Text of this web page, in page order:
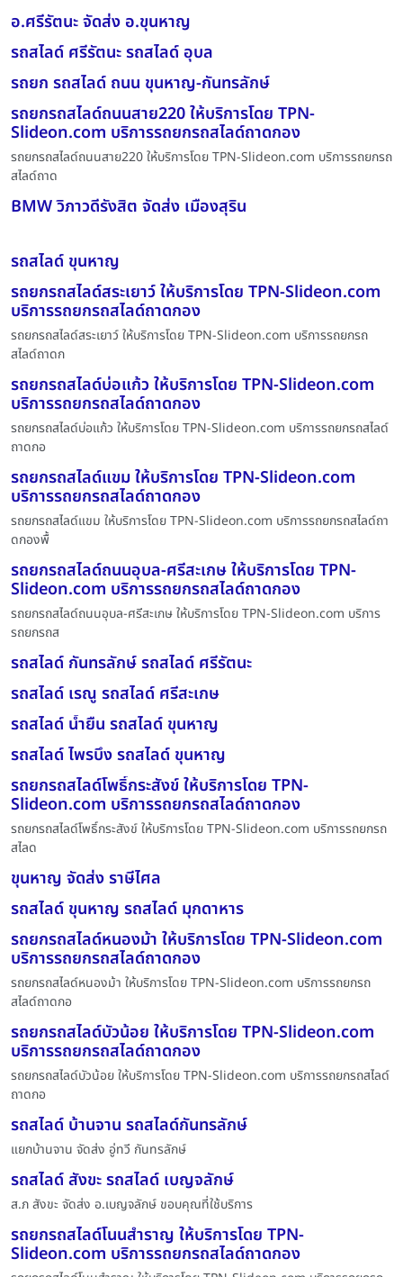
อ.ศรีรัตนะ จัดส่ง อ.ขุนหาญ
รถสไลด์ ศรีรัตนะ รถสไลด์ อุบล
รถยก รถสไลด์ ถนน ขุนหาญ-กันทรลักษ์
รถยกรถสไลด์ถนนสาย220 ให้บริการโดย TPN-
Slideon.com บริการรถยกรถสไลด์ถาดกอง
รถยกรถสไลด์ถนนสาย220 ให้บริการโดย TPN-Slideon.com บริการรถยกรถ
สไลด์ถาด
BMW วิภาวดีรังสิต จัดส่ง เมืองสุริน
รถสไลด์ ขุนหาญ
รถยกรถสไลด์สระเยาว์ ให้บริการโดย TPN-Slideon.com
บริการรถยกรถสไลด์ถาดกอง
รถยกรถสไลด์สระเยาว์ ให้บริการโดย TPN-Slideon.com บริการรถยกรถ
สไลด์ถาดก
รถยกรถสไลด์บ่อแก้ว ให้บริการโดย TPN-Slideon.com
บริการรถยกรถสไลด์ถาดกอง
รถยกรถสไลด์บ่อแก้ว ให้บริการโดย TPN-Slideon.com บริการรถยกรถสไลด์
ถาดกอ
รถยกรถสไลด์แขม ให้บริการโดย TPN-Slideon.com
บริการรถยกรถสไลด์ถาดกอง
รถยกรถสไลด์แขม ให้บริการโดย TPN-Slideon.com บริการรถยกรถสไลด์ถา
ดกองพื้
รถยกรถสไลด์ถนนอุบล-ศรีสะเกษ ให้บริการโดย TPN-
Slideon.com บริการรถยกรถสไลด์ถาดกอง
รถยกรถสไลด์ถนนอุบล-ศรีสะเกษ ให้บริการโดย TPN-Slideon.com บริการ
รถยกรถส
รถสไลด์ กันทรลักษ์ รถสไลด์ ศรีรัตนะ
รถสไลด์ เรณู รถสไลด์ ศรีสะเกษ
รถสไลด์ น้ำยืน รถสไลด์ ขุนหาญ
รถสไลด์ ไพรบึง รถสไลด์ ขุนหาญ
รถยกรถสไลด์โพธิ์กระสังข์ ให้บริการโดย TPN-
Slideon.com บริการรถยกรถสไลด์ถาดกอง
รถยกรถสไลด์โพธิ์กระสังข์ ให้บริการโดย TPN-Slideon.com บริการรถยกรถ
สไลด
ขุนหาญ จัดส่ง ราษีไศล
รถสไลด์ ขุนหาญ รถสไลด์ มุกดาหาร
รถยกรถสไลด์หนองม้า ให้บริการโดย TPN-Slideon.com
บริการรถยกรถสไลด์ถาดกอง
รถยกรถสไลด์หนองม้า ให้บริการโดย TPN-Slideon.com บริการรถยกรถ
สไลด์ถาดกอ
รถยกรถสไลด์บัวน้อย ให้บริการโดย TPN-Slideon.com
บริการรถยกรถสไลด์ถาดกอง
รถยกรถสไลด์บัวน้อย ให้บริการโดย TPN-Slideon.com บริการรถยกรถสไลด์
ถาดกอ
รถสไลด์ บ้านจาน รถสไลด์กันทรลักษ์
แยกบ้านจาน จัดส่ง อู่ทวี กันทรลักษ์
รถสไลด์ สังขะ รถสไลด์ เบญจลักษ์
ส.ภ สังขะ จัดส่ง อ.เบญจลักษ์ ขอบคุณที่ใช้บริการ
รถยกรถสไลด์โนนสำราญ ให้บริการโดย TPN-
Slideon.com บริการรถยกรถสไลด์ถาดกอง